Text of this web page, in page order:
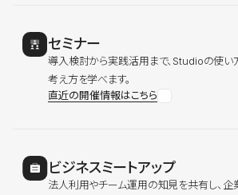
セミナー
導入検討から実践活用まで、Studioの使い
考え方を学べます。
直近の開催情報はこちら
ビジネスミートアップ
法人利用やチーム運用の知見を共有し、